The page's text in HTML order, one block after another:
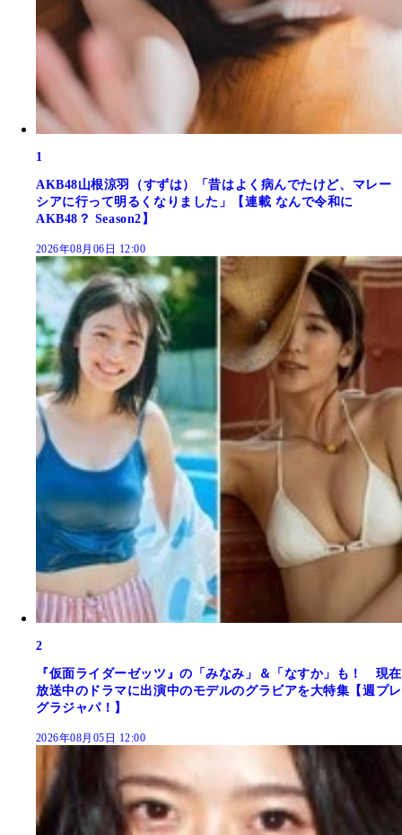
1
AKB48山根涼羽（すずは）「昔はよく病んでたけど、マレー
シアに行って明るくなりました」【連載 なんで令和に
AKB48？ Season2】
2026年08月06日 12:00
2
『仮面ライダーゼッツ』の「みなみ」＆「なすか」も！ 現在
放送中のドラマに出演中のモデルのグラビアを大特集【週プレ
グラジャパ！】
2026年08月05日 12:00